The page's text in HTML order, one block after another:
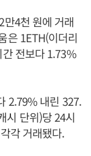
만4천 원에 거래
은 1ETH(이더리
전보다 1.73%
2.79% 내린 327.
시 단위)당 24시
각 거래됐다.